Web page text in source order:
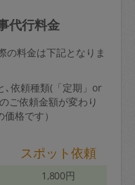
代行料金
の料金は下記となりま
､依頼種類(「定期」or
ご依頼金額が変わり
格です）
スポット依頼
1,800円